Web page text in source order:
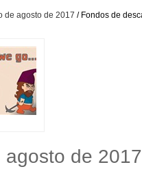
de agosto de 2017 / Fondos de
de